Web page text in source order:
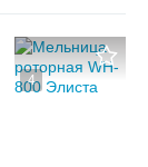
4